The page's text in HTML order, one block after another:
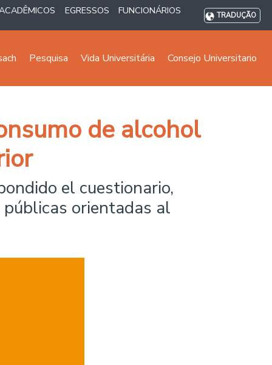
EGRESSOS FUNCIONÁRIOS TRADUÇÃO
Pesquisa Vida Universitária Consejo Universitario
de alcohol
el cuestionario,
orientadas al